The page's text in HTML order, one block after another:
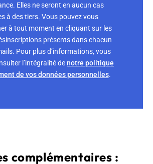
Elles ne seront en aucun cas
à des tiers. Vous pouvez vous
à tout moment en cliquant sur les
présents dans chacun
Pour plus d’informations, vous
l’intégralité denotre politique
de vos données personnelles.
complémentaires :